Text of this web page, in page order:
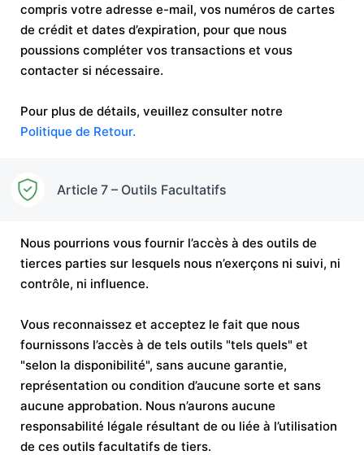
compris votre adresse e-mail, vos numéros de cartes
de crédit et dates d’expiration, pour que nous
poussions compléter vos transactions et vous
contacter si nécessaire.
Pour plus de détails, veuillez consulter notre
Politique de Retour.
Article 7 – Outils Facultatifs
Nous pourrions vous fournir l’accès à des outils de
tierces parties sur lesquels nous n’exerçons ni suivi, ni
contrôle, ni influence.
Vous reconnaissez et acceptez le fait que nous
fournissons l’accès à de tels outils "tels quels" et
"selon la disponibilité", sans aucune garantie,
représentation ou condition d’aucune sorte et sans
aucune approbation. Nous n’aurons aucune
responsabilité légale résultant de ou liée à l’utilisation
de ces outils facultatifs de tiers.